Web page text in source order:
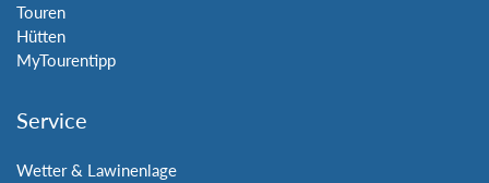
Touren
Hütten
MyTourentipp
Service
Wetter & Lawinenlage